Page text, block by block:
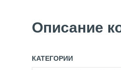
Описание
КАТЕГОРИИ